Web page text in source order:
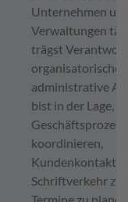
Unternehmen
Verwaltungen
trägst
organisatorische
administrative
bist in der Lage,
koordinieren,
Kundenkontakte
Schriftverkehr zu